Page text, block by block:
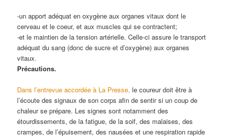
-un apport adéquat en oxygène aux organes vitaux dont le
cerveau et le coeur, et aux muscles qui se contractent;
-et le maintien de la tension artérielle. Celle-ci assure le transport
adéquat du sang (donc de sucre et d’oxygène) aux organes
vitaux.
Précautions.
Dans l’entrevue accordée à La Presse, le coureur doit être à
l’écoute des signaux de son corps afin de sentir si un coup de
chaleur se prépare. Les signes sont notamment des
étourdissements, de la fatigue, de la soif, des malaises, des
crampes, de l’épuisement, des nausées et une respiration rapide